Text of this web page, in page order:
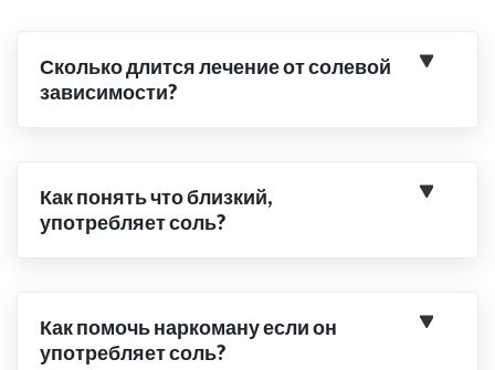
Сколько длится лечение от солевой
зависимости?
Как понять что близкий,
употребляет соль?
Как помочь наркоману если он
употребляет соль?